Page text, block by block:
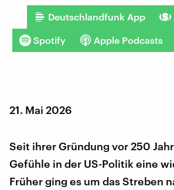
Deutschlandfunk App
Spotify Apple Podcasts
21. Mai 2026
Seit ihrer Gründung vor 250
Gefühle in der US-Politik eine
Früher ging es um das Streben